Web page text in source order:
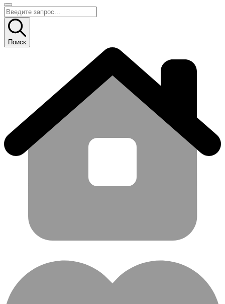
Поиск